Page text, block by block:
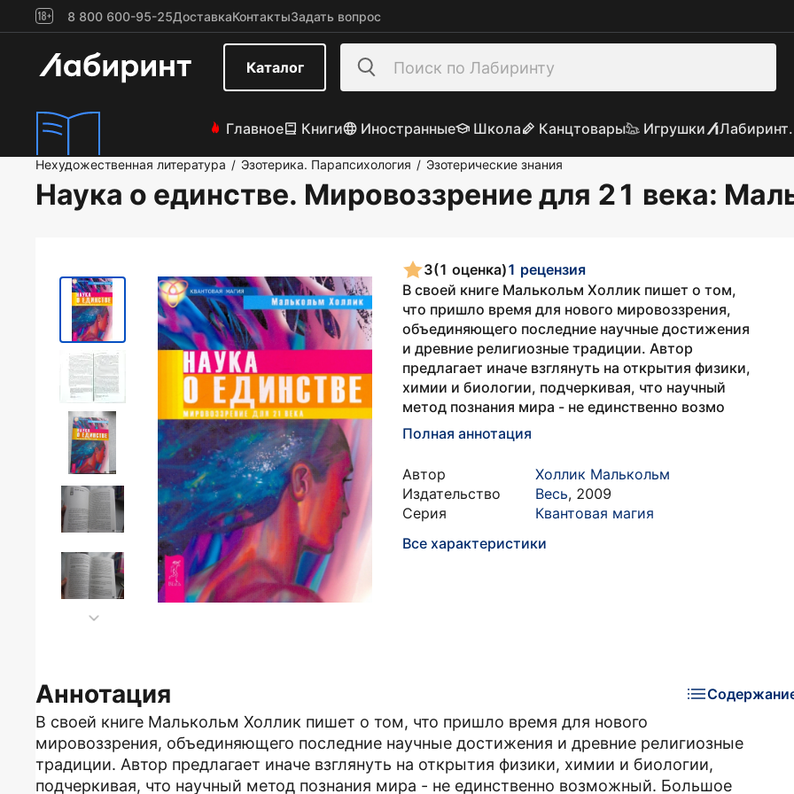
8 800 600-95-25ДоставкаКонтактыЗадать вопрос
Каталог
Главное Книги Иностранные Школа Канцтовары Игрушки
Нехудожественная литература / Эзотерика. Парапсихология / Эзотерические знания
Наука о единстве. Мировоззрение для 21 века:
3(1 оценка)1 рецензия
В своей книге Малькольм Холлик пишет о том,
что пришло время для нового мировоззрения,
объединяющего последние научные достижения
и древние религиозные традиции. Автор
предлагает иначе взглянуть на открытия физики,
химии и биологии, подчеркивая, что научный
метод познания мира - не единственно возмо
Полная аннотация
Автор
Холлик Малькольм
Издательство
Весь, 2009
Серия
Квантовая магия
Все характеристики
Аннотация
В своей книге Малькольм Холлик пишет о том, что пришло время для нового
мировоззрения, объединяющего последние научные достижения и древние религиозные
традиции. Автор предлагает иначе взглянуть на открытия физики, химии и биологии,
подчеркивая, что научный метод познания мира - не единственно возможный. Большое